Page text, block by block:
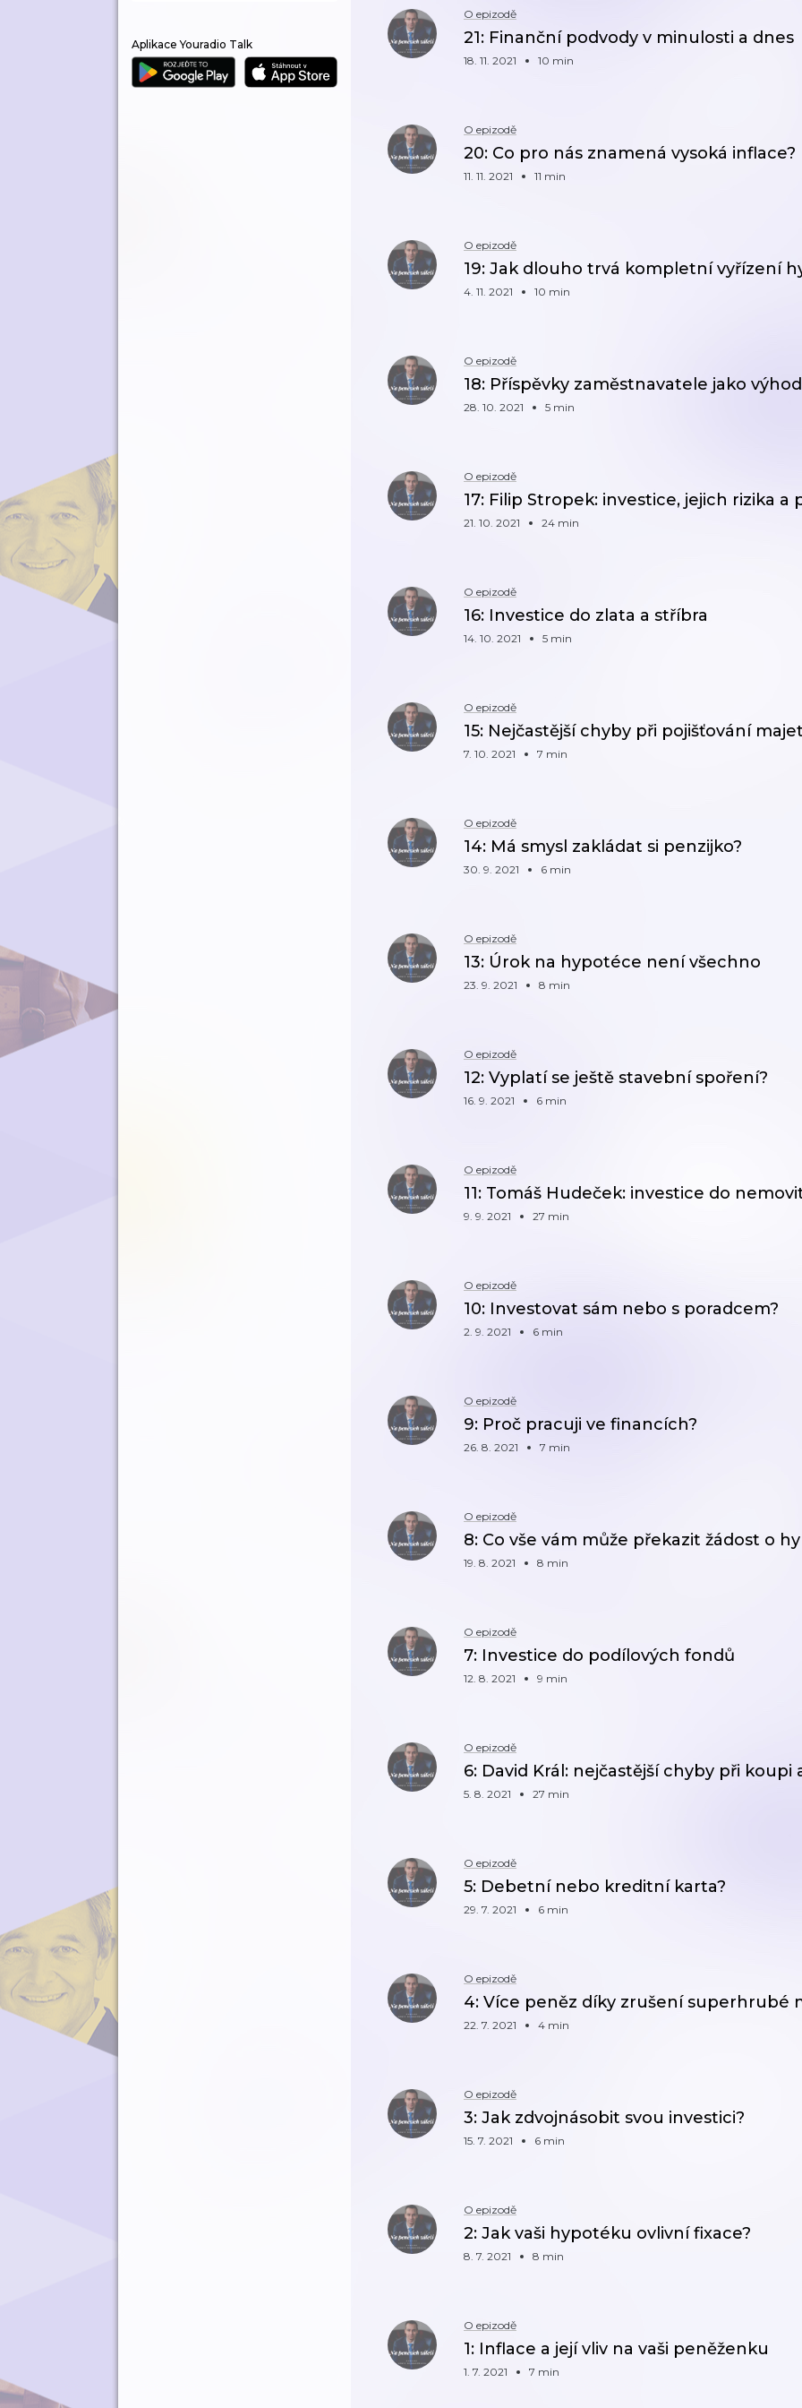
Aplikace Youradio Talk
O epizodě
21: Finanční podvody v minulosti a dnes
18. 11. 2021 10 min
O epizodě
20: Co pro nás znamená vysoká inflace?
11. 11. 2021 11 min
O epizodě
19: Jak dlouho trvá kompletní vyřízení
4. 11. 2021 10 min
O epizodě
18: Příspěvky zaměstnavatele jako
28. 10. 2021 5 min
O epizodě
17: Filip Stropek: investice, jejich rizika a
21. 10. 2021 24 min
O epizodě
16: Investice do zlata a stříbra
14. 10. 2021 5 min
O epizodě
15: Nejčastější chyby při pojišťování
7. 10. 2021 7 min
O epizodě
14: Má smysl zakládat si penzijko?
30. 9. 2021 6 min
O epizodě
13: Úrok na hypotéce není všechno
23. 9. 2021 8 min
O epizodě
12: Vyplatí se ještě stavební spoření?
16. 9. 2021 6 min
O epizodě
11: Tomáš Hudeček: investice do
9. 9. 2021 27 min
O epizodě
10: Investovat sám nebo s poradcem?
2. 9. 2021 6 min
O epizodě
9: Proč pracuji ve financích?
26. 8. 2021 7 min
O epizodě
8: Co vše vám může překazit žádost o
19. 8. 2021 8 min
O epizodě
7: Investice do podílových fondů
12. 8. 2021 9 min
O epizodě
6: David Král: nejčastější chyby při
5. 8. 2021 27 min
O epizodě
5: Debetní nebo kreditní karta?
29. 7. 2021 6 min
O epizodě
4: Více peněz díky zrušení superhrubé
22. 7. 2021 4 min
O epizodě
3: Jak zdvojnásobit svou investici?
15. 7. 2021 6 min
O epizodě
2: Jak vaši hypotéku ovlivní fixace?
8. 7. 2021 8 min
O epizodě
1: Inflace a její vliv na vaši peněženku
1. 7. 2021 7 min